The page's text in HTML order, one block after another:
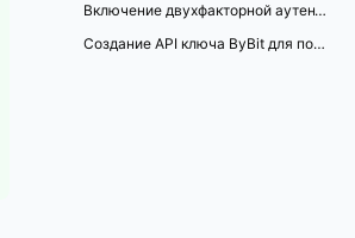
Включение двухфакторной аутентификации
Создание API ключа ByBit для подключения торговой платформы TSLab